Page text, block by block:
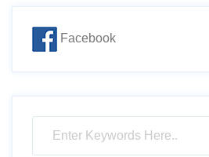
Facebook